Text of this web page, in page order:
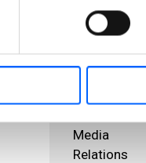
Media
Relations